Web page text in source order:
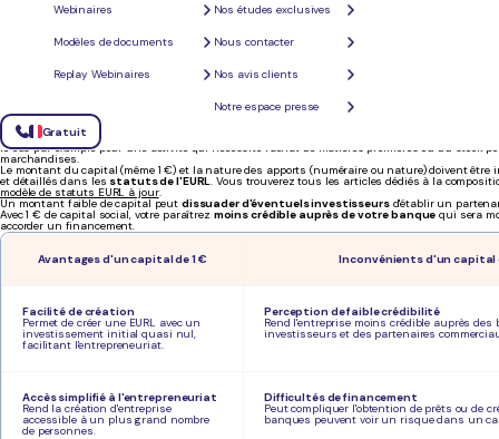
Webinaires
Modèles de documents
Replay Webinaires
Nos études exclusives
Nous contacter
Nos avis clients
Notre espace presse
Gratuit
Quel est le montant minimum du
social pour une EURL ?
Depuis 2003, lemontant minimum du capital socialde départ requis pour créer une EURL
abaissement est de faciliter la création d'une EURL pour son associé unique.
Toutefois, selon votre activité, un capital de 1 € peut s'avérer
le cas par exemple pour une activité qui nécessite l'achat de matières premières ou du stock
marchandises.
Le montant du capital (même 1 €) et la nature des apports (numéraire ou nature) doivent être
et détaillés dans les statuts de l'EURL. Vous trouverez tous les articles dédiés à la
modèle de statuts EURL à jour.
Un montant faible de capital peut dissuader d'éventuels investisseursd'établir un
Avec 1 € de capital social, votre paraîtrez moins crédible auprès de votre banque qui sera
accorder un financement.
Avantages d'un capital de 1 € Inconvénients d'un capital
Facilité de création
Permet de créer une EURL avec un
investissement initial quasi nul,
facilitant l'entrepreneuriat.
Perception de faible crédibilité
Rend l'entreprise moins crédible auprès des
investisseurs et des partenaires
Accès simplifié à l'entrepreneuriat
Rend la création d'entreprise
accessible à un plus grand nombre
de personnes.
Difficultés de financement
Peut compliquer l'obtention de prêts ou de
banques peuvent voir un risque dans un